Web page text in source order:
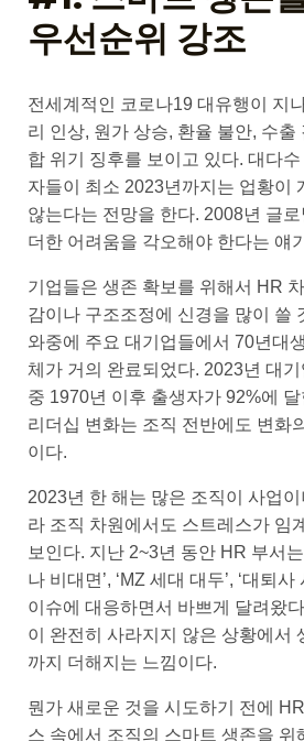
우선순위 강조
전세계적인 코로나19 대유행이 지
리 인상, 원가 상승, 환율 불안, 수출
합 위기 징후를 보이고 있다. 대다
자들이 최소 2023년까지는 업황이
않는다는 전망을 한다. 2008년 글
더한 어려움을 각오해야 한다는 얘
기업들은 생존 확보를 위해서 HR
감이나 구조조정에 신경을 많이 쓸
와중에 주요 대기업들에서 70년대
체가 거의 완료되었다. 2023년 대
중 1970년 이후 출생자가 92%에
리더십 변화는 조직 전반에도 변화
이다.
2023년 한 해는 많은 조직이 사업이
라 조직 차원에서도 스트레스가 임
보인다. 지난 2~3년 동안 HR 부서는
나 비대면’, ‘MZ 세대 대두’, ‘대퇴
이슈에 대응하면서 바쁘게 달려왔
이 완전히 사라지지 않은 상황에서
까지 더해지는 느낌이다.
뭔가 새로운 것을 시도하기 전에
스 속에서 조직의 스마트 생존을 위